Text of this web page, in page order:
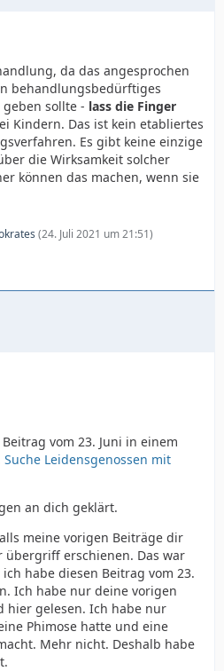
da das angesprochen
behandlungsbedürftiges
sollte - lass die Finger
Kindern. Das ist kein etabliertes
Es gibt keine einzige
die Wirksamkeit solcher
können das machen, wenn sie
(24. Juli 2021 um 21:51)
vom 23. Juni in einem
Suche Leidensgenossen mit
an dich geklärt.
meine vorigen Beiträge dir
erschienen. Das war
habe diesen Beitrag vom 23.
Ich habe nur deine vorigen
hier gelesen. Ich habe nur
Phimose hatte und eine
Mehr nicht. Deshalb habe